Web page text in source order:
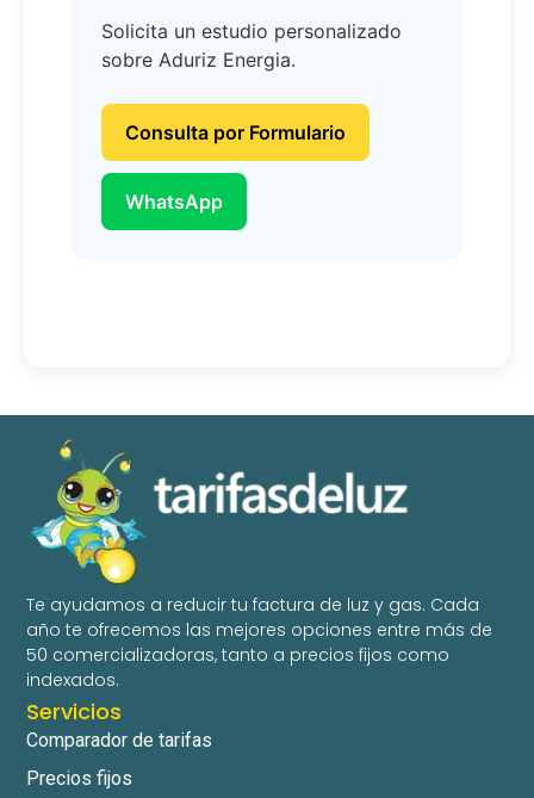
Solicita un estudio personalizado
sobre Aduriz Energia.
Consulta por Formulario
WhatsApp
Te ayudamos a reducir tu factura de luz y gas. Cada
año te ofrecemos las mejores opciones entre más de
50 comercializadoras, tanto a precios fijos como
indexados.
Servicios
Comparador de tarifas
Precios fijos